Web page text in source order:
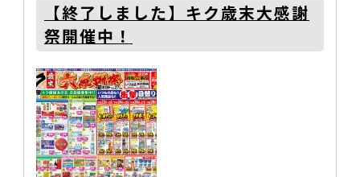
【終了しました】キク歳末大感謝
祭開催中！